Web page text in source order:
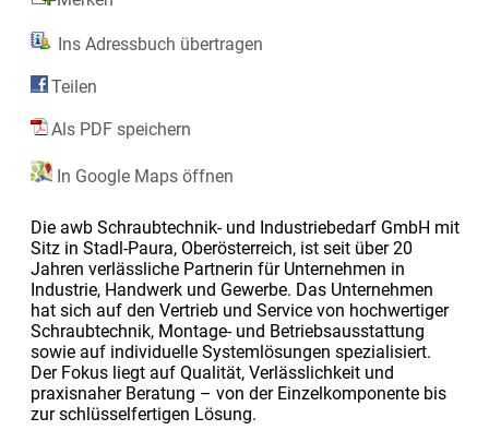
Ins Adressbuch übertragen
Teilen
Als PDF speichern
In Google Maps öffnen
Die awb Schraubtechnik- und Industriebedarf GmbH mit
Sitz in Stadl-Paura, Oberösterreich, ist seit über 20
Jahren verlässliche Partnerin für Unternehmen in
Industrie, Handwerk und Gewerbe. Das Unternehmen
hat sich auf den Vertrieb und Service von hochwertiger
Schraubtechnik, Montage- und Betriebsausstattung
sowie auf individuelle Systemlösungen spezialisiert.
Der Fokus liegt auf Qualität, Verlässlichkeit und
praxisnaher Beratung – von der Einzelkomponente bis
zur schlüsselfertigen Lösung.